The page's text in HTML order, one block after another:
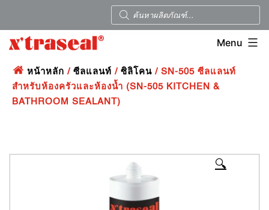
Menu
หน้าหลัก / ซีลแลนท์ / ซิลิโคน / SN-505 ซีลแลนท์
สำหรับห้องครัวและห้องน้ำ (SN-505 KITCHEN &
BATHROOM SEALANT)
🔍